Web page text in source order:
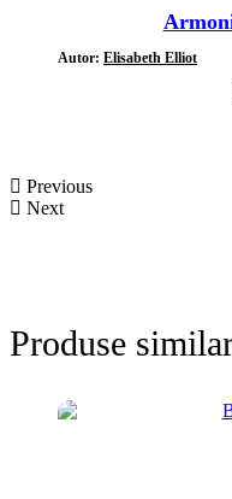
Autor: Elisabeth Elliot
Previous
Next
Produse